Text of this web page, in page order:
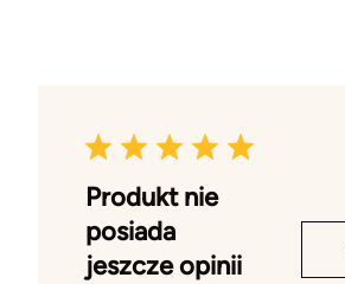
Produkt nie
posiada
jeszcze opinii